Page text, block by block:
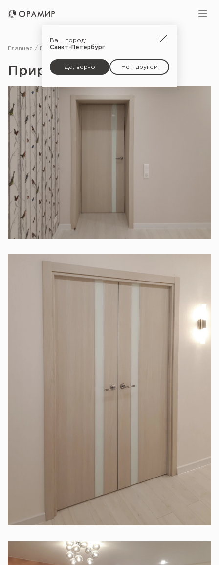
Ваш город:
Санкт-Петербург
Да, верно Нет, другой
Главная Портфолио
Природные мотивы